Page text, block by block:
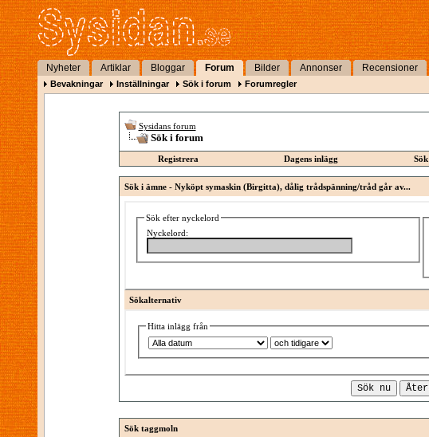
Nyheter Artiklar Bloggar Forum Bilder Annonser Recensioner
Bevakningar Inställningar Sök i forum Forumregler
Sysidans forum
Sök i forum
Registrera
Dagens inlägg Sök
Sök i ämne - Nyköpt symaskin (Birgitta), dålig trådspänning/tråd går av...
Sök efter nyckelord
Nyckelord:
Sökalternativ
Hitta inlägg från
Sök taggmoln